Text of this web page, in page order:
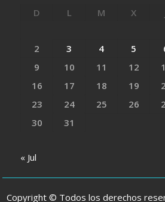
D L M X
2
3 4 5
9
10 11 12
16
17 18 19
23
24 25 26
30
31
« Jul
Copyright © Todos los derechos